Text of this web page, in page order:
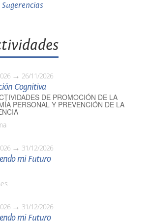
Sugerencias
26/11/2026
Cognitiva
DE PROMOCIÓN DE LA
PERSONAL Y PREVENCIÓN DE LA
31/12/2026
mi Futuro
31/12/2026
mi Futuro